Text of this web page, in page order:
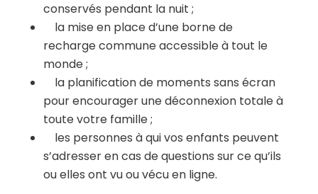
conservés pendant la nuit ;
la mise en place d’une borne de
recharge commune accessible à tout le
monde ;
la planification de moments sans écran
pour encourager une déconnexion totale à
toute votre famille ;
les personnes à qui vos enfants peuvent
s’adresser en cas de questions sur ce qu’ils
ou elles ont vu ou vécu en ligne.